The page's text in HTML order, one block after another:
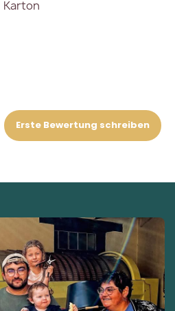
Karton
Erste Bewertung schreiben